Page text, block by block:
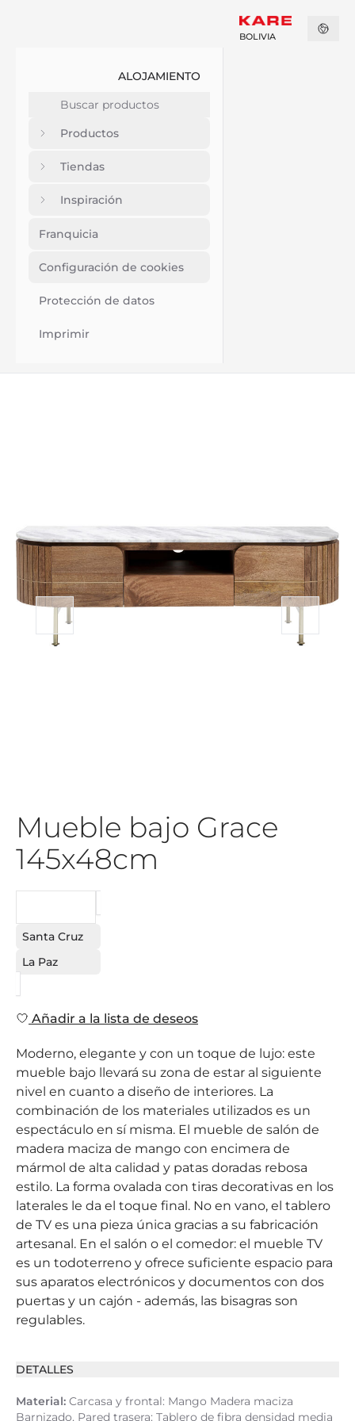
ALOJAMIENTO
Productos
Tiendas
Inspiración
Franquicia
Configuración de cookies
Protección de datos
Imprimir
BOLIVIA
Mueble bajo Grace
145x48cm
Santa Cruz
La Paz
Añadir a la lista de deseos
Moderno, elegante y con un toque de lujo: este
mueble bajo llevará su zona de estar al siguiente
nivel en cuanto a diseño de interiores. La
combinación de los materiales utilizados es un
espectáculo en sí misma. El mueble de salón de
madera maciza de mango con encimera de
mármol de alta calidad y patas doradas rebosa
estilo. La forma ovalada con tiras decorativas en los
laterales le da el toque final. No en vano, el tablero
de TV es una pieza única gracias a su fabricación
artesanal. En el salón o el comedor: el mueble TV
es un todoterreno y ofrece suficiente espacio para
sus aparatos electrónicos y documentos con dos
puertas y un cajón - además, las bisagras son
regulables.
DETALLES
Material: Carcasa y frontal: Mango Madera maciza
Barnizado, Pared trasera: Tablero de fibra densidad media